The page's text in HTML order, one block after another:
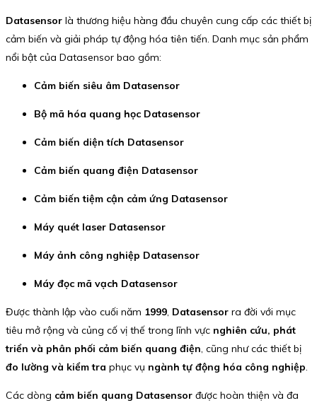
Datasensor là thương hiệu hàng đầu chuyên cung cấp các thiết bị
cảm biến và giải pháp tự động hóa tiên tiến. Danh mục sản phẩm
nổi bật của Datasensor bao gồm:
Cảm biến siêu âm Datasensor
Bộ mã hóa quang học Datasensor
Cảm biến diện tích Datasensor
Cảm biến quang điện Datasensor
Cảm biến tiệm cận cảm ứng Datasensor
Máy quét laser Datasensor
Máy ảnh công nghiệp Datasensor
Máy đọc mã vạch Datasensor
Được thành lập vào cuối năm 1999, Datasensor ra đời với mục
tiêu mở rộng và củng cố vị thế trong lĩnh vực nghiên cứu, phát
triển và phân phối cảm biến quang điện, cũng như các thiết bị
đo lường và kiểm tra phục vụ ngành tự động hóa công nghiệp.
Các dòng cảm biến quang Datasensor được hoàn thiện và đa